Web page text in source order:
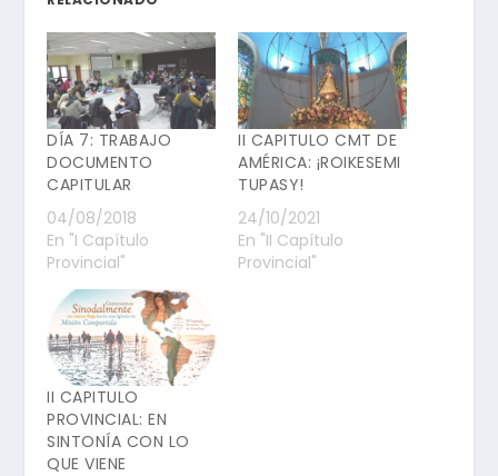
DÍA 7: TRABAJO
DOCUMENTO
CAPITULAR
04/08/2018
En "I Capítulo
Provincial"
II CAPITULO CMT DE
AMÉRICA: ¡ROIKESEMI
TUPASY!
24/10/2021
En "II Capítulo
Provincial"
II CAPITULO
PROVINCIAL: EN
SINTONÍA CON LO
QUE VIENE